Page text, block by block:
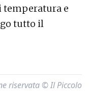
temperatura e
tutto il
riservata © Il Piccolo